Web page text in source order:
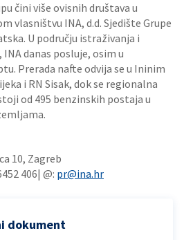
čini više ovisnih društava u
vlasništvu INA, d.d. Sjedište Grupe
U području istraživanja i
danas posluje, osim u
Prerada nafte odvija se u Ininim
i RN Sisak, dok se regionalna
od 495 benzinskih postaja u
10, Zagreb
406| @: pr@ina.hr
dokument